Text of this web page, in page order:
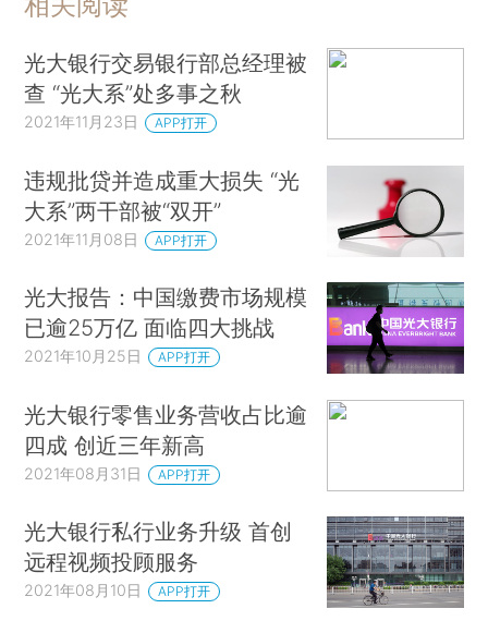
光大银行交易银行部总经理被
查 “光大系”处多事之秋
2021年11月23日 APP打开
违规批贷并造成重大损失 “光
大系”两干部被“双开”
2021年11月08日 APP打开
光大报告：中国缴费市场规模
已逾25万亿 面临四大挑战
2021年10月25日 APP打开
光大银行零售业务营收占比逾
四成 创近三年新高
2021年08月31日 APP打开
光大银行私行业务升级 首创
远程视频投顾服务
2021年08月10日 APP打开